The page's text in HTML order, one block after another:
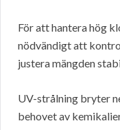
För att hantera hög
nödvändigt att
justera mängden
UV-strålning bryter
behovet av